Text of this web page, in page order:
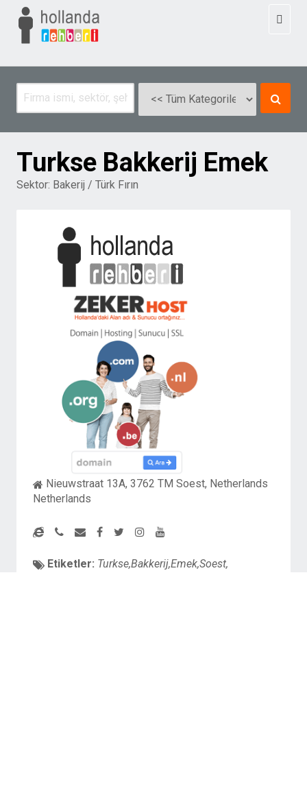
Turkse Bakkerij Emek
Sektor: Bakerij / Türk Fırın
Nieuwstraat 13A, 3762 TM Soest, Netherlands
Netherlands
Etiketler: Turkse,Bakkerij,Emek,Soest,